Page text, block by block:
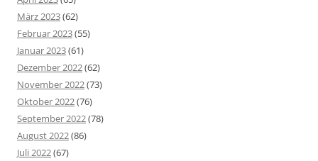
März 2023(62)
Februar 2023(55)
Januar 2023(61)
Dezember 2022(62)
November 2022(73)
Oktober 2022(76)
September 2022(78)
August 2022(86)
Juli 2022(67)